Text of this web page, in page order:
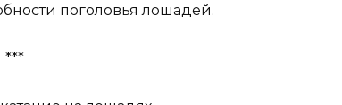
поголовья лошадей.
***